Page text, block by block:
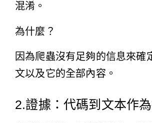
混淆。
為什麼？
因為爬蟲沒有足夠的信息來確
文以及它的全部內容。
2.證據：代碼到文本作